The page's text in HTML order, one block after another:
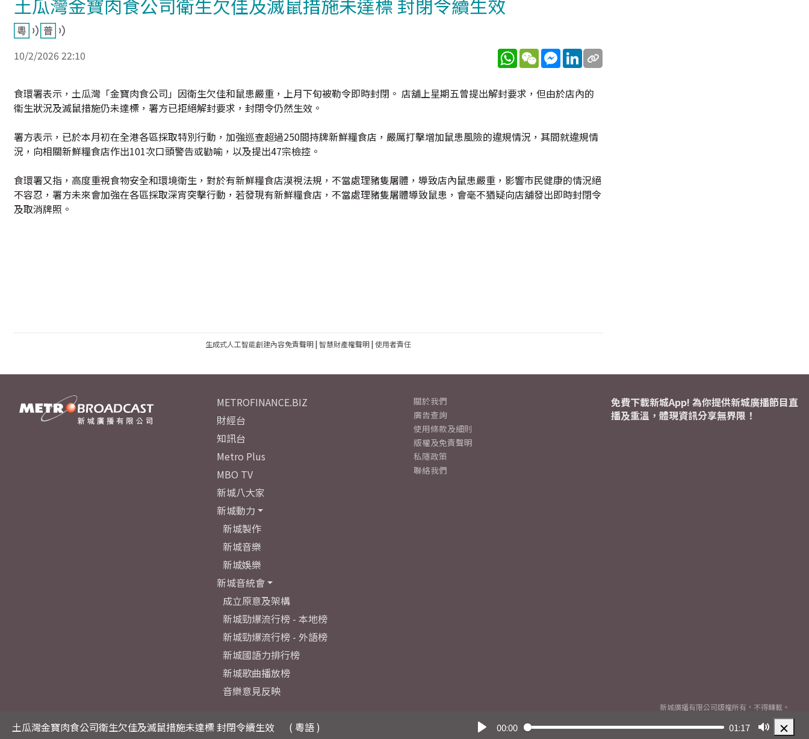
土瓜灣金寶肉食公司衛生欠佳及滅鼠措施未達標 封閉令續生效
10/2/2026 22:10 WhatsApp
WeChatMessenger
LinkedIn
食環署表示，土瓜灣「金寶肉食公司」因衛生欠佳和鼠患嚴重，上月下旬被勒令即時封閉。 店舖上星期五曾提出解封要求，但由於店內的
衞生狀況及滅鼠措施仍未達標，署方已拒絕解封要求，封閉令仍然生效。
署方表示，已於本月初在全港各區採取特別行動，加強巡查超過250間持牌新鮮糧食店，嚴厲打擊增加鼠患風險的違規情況，其間就違規情
況，向相關新鮮糧食店作出101次口頭警告或勸喻，以及提出47宗檢控。
食環署又指，高度重視食物安全和環境衛生，對於有新鮮糧食店漠視法規，不當處理豬隻屠體，導致店內鼠患嚴重，影響市民健康的情況絕
不容忍，署方未來會加強在各區採取深宵突擊行動，若發現有新鮮糧食店，不當處理豬隻屠體導致鼠患，會毫不猶疑向店舖發出即時封閉令
及取消牌照。
生成式人工智能創建內容免責聲明| 智慧財產權聲明| 使用者責任
土瓜灣金寶肉食公司衛生欠佳及滅鼠措施未達標 封閉令續生效
( 粵語 )
00:00 01:17
METROFINANCE.BIZ
財經台
知訊台
Metro Plus
MBO TV
新城八大家
新城動力
新城製作
新城音樂
新城娛樂
新城音統會
成立原意及架構
新城勁爆流行榜 - 本地榜
新城勁爆流行榜 - 外語榜
新城國語力排行榜
新城歌曲播放榜
音樂意見反映
關於我們
廣告查詢
使用條款及細則
版權及免責聲明
私隱政策
聯絡我們
免費下載新城App! 為你提供新城廣播節目直
播及重溫，體現資訊分享無界限！
新城廣播有限公司版權所有，不得轉載。
2026© Metro Broadcast Corporation Limited. All rights reserved.